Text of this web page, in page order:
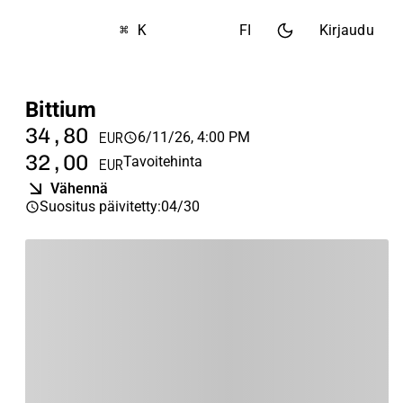
⌘ K FI Kirjaudu
Bittium
34,80 EUR 6/11/26, 4:00 PM
32,00 EURTavoitehinta
Vähennä
Suositus päivitetty:04/30